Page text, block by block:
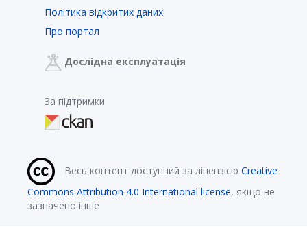
Політика відкритих даних
Про портал
Дослідна експлуатація
За підтримки
Весь контент доступний за ліцензією Creative
Commons Attribution 4.0 International license, якщо не
зазначено інше